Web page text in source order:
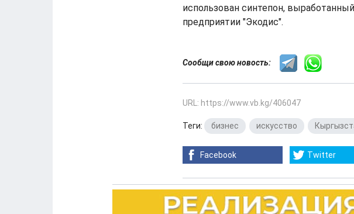
использован синтепон,
предприятии "Экодис".
Сообщи свою новость:
URL: https://www.vb.kg/406047
Теги: бизнес искусство
Facebook Twitter